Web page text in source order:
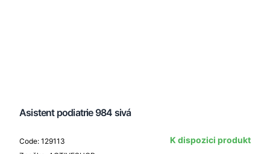
Asistent podiatrie 984 sivá
Code: 129113
K dispozici produkt